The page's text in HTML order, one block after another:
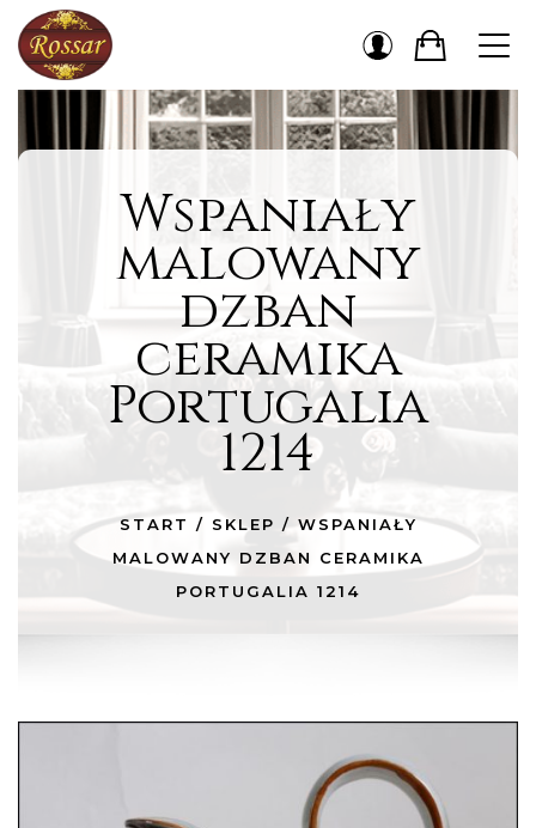
Wspaniały
malowany
dzban
ceramika
Portugalia
1214
START / SKLEP / WSPANIAŁY
MALOWANY DZBAN CERAMIKA
PORTUGALIA 1214